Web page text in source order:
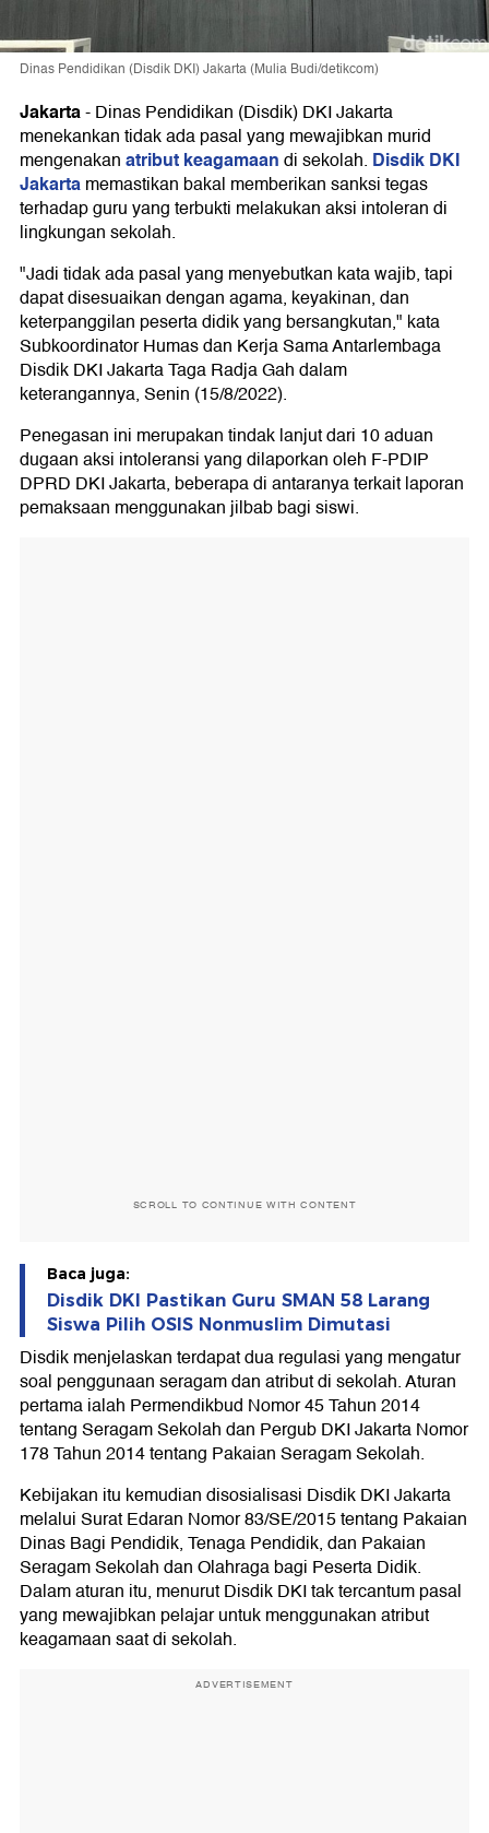
Dinas Pendidikan (Disdik DKI) Jakarta (Mulia Budi/detikcom)
Jakarta-Dinas Pendidikan (Disdik) DKI Jakarta
menekankan tidak ada pasal yang mewajibkan murid
mengenakanatribut keagamaandi sekolah. Disdik DKI
Jakartamemastikan bakal memberikan sanksi tegas
terhadap guru yang terbukti melakukan aksi intoleran di
lingkungan sekolah.
"Jadi tidak ada pasal yang menyebutkan kata wajib, tapi
dapat disesuaikan dengan agama, keyakinan, dan
keterpanggilan peserta didik yang bersangkutan," kata
Subkoordinator Humas dan Kerja Sama Antarlembaga
Disdik DKI Jakarta Taga Radja Gah dalam
keterangannya, Senin (15/8/2022).
Penegasan ini merupakan tindak lanjut dari 10 aduan
dugaan aksi intoleransi yang dilaporkan oleh F-PDIP
DPRD DKI Jakarta, beberapa di antaranya terkait laporan
pemaksaan menggunakan jilbab bagi siswi.
SCROLL TO CONTINUE WITH CONTENT
Baca juga:
Disdik DKI Pastikan Guru SMAN 58 Larang
Siswa Pilih OSIS Nonmuslim Dimutasi
Disdik menjelaskan terdapat dua regulasi yang mengatur
soal penggunaan seragam dan atribut di sekolah. Aturan
pertama ialah Permendikbud Nomor 45 Tahun 2014
tentang Seragam Sekolah dan Pergub DKI Jakarta Nomor
178 Tahun 2014 tentang Pakaian Seragam Sekolah.
Kebijakan itu kemudian disosialisasi Disdik DKI Jakarta
melalui Surat Edaran Nomor 83/SE/2015 tentang Pakaian
Dinas Bagi Pendidik, Tenaga Pendidik, dan Pakaian
Seragam Sekolah dan Olahraga bagi Peserta Didik.
Dalam aturan itu, menurut Disdik DKI tak tercantum pasal
yang mewajibkan pelajar untuk menggunakan atribut
keagamaan saat di sekolah.
ADVERTISEMENT